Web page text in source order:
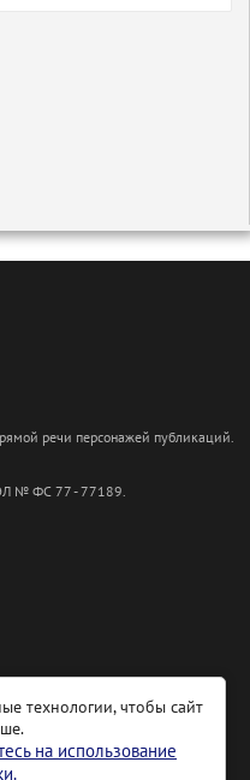
речи персонажей публикаций.
ЭЛ № ФС 77 - 77189.
технологии, чтобы сайт
на использование